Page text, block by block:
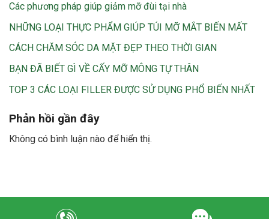
Các phương pháp giúp giảm mỡ đùi tại nhà
NHỮNG LOẠI THỰC PHẨM GIÚP TÚI MỠ MẮT BIẾN MẤT
CÁCH CHĂM SÓC DA MẶT ĐẸP THEO THỜI GIAN
BẠN ĐÃ BIẾT GÌ VỀ CẤY MỠ MÔNG TỰ THÂN
TOP 3 CÁC LOẠI FILLER ĐƯỢC SỬ DỤNG PHỔ BIẾN NHẤT
Phản hồi gần đây
Không có bình luận nào để hiển thị.